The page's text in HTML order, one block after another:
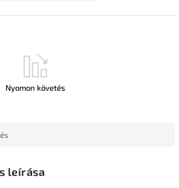
Nyomon követés
leírása